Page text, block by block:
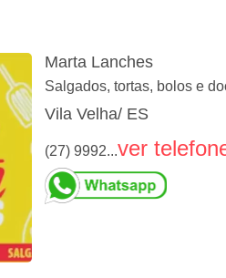
Marta Lanches
Salgados, tortas, bolos e
Vila Velha/ ES
(27) 9992...ver